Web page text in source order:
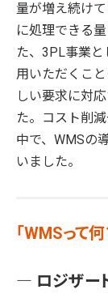
量が増え続け
に処理できる
た、3PL事業
用いただくこ
しい要求に対
た。コスト削
中で、WMSの
いました。
「WMSって
― ロジザー